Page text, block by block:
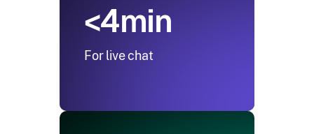
<4min
For live chat